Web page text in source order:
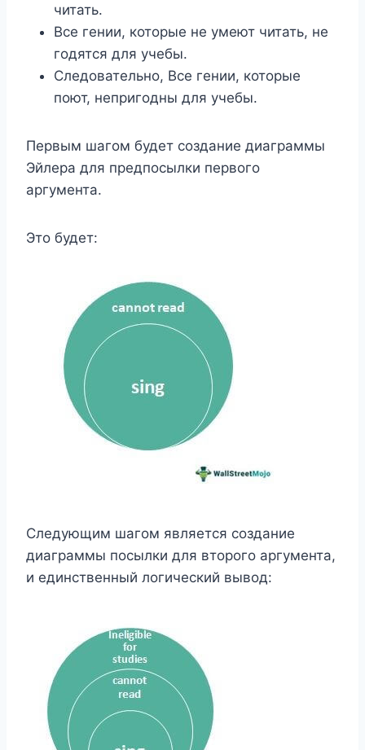
читать.
Все гении, которые не умеют читать, не
годятся для учебы.
Следовательно, Все гении, которые
поют, непригодны для учебы.
Первым шагом будет создание диаграммы
Эйлера для предпосылки первого
аргумента.
Это будет:
Следующим шагом является создание
диаграммы посылки для второго аргумента,
и единственный логический вывод: